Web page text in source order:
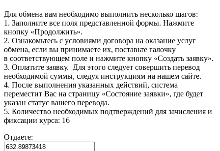
Для обмена вам необходимо выполнить несколько шагов:
1. Заполните все поля представленной формы. Нажмите
кнопку «Продолжить».
2. Ознакомьтесь с условиями договора на оказание услуг
обмена, если вы принимаете их, поставьте галочку
в соответствующем поле и нажмите кнопку «Создать заявку».
3. Оплатите заявку. Для этого следует совершить перевод
необходимой суммы, следуя инструкциям на нашем сайте.
4. После выполнения указанных действий, система
переместит Вас на страницу «Состояние заявки», где будет
указан статус вашего перевода.
5. Количество необходимых подтверждений для зачисления и
фиксации курса: 16
Отдаете: